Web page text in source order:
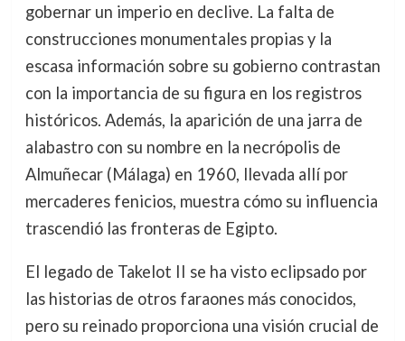
gobernar un imperio en declive. La falta de
construcciones monumentales propias y la
escasa información sobre su gobierno contrastan
con la importancia de su figura en los registros
históricos. Además, la aparición de una jarra de
alabastro con su nombre en la necrópolis de
Almuñecar (Málaga) en 1960, llevada allí por
mercaderes fenicios, muestra cómo su influencia
trascendió las fronteras de Egipto.
El legado de Takelot II se ha visto eclipsado por
las historias de otros faraones más conocidos,
pero su reinado proporciona una visión crucial de